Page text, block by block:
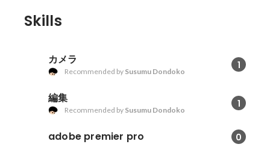
Skills
カメラ 1
Recommended by Susumu Dondoko
編集 1
Recommended by Susumu Dondoko
adobe premier pro 0